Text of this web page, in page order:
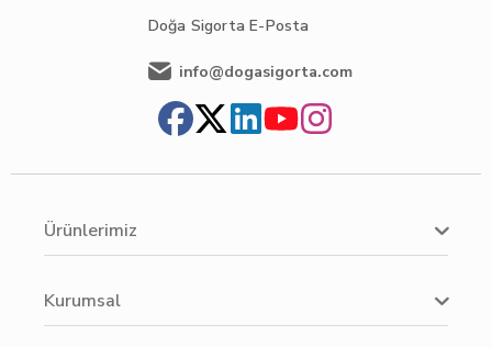
Doğa SigortaE-Posta
info@dogasigorta.com
Ürünlerimiz
Kurumsal